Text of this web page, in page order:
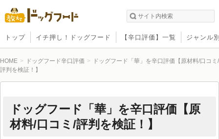
トップ イチ押し！ドッグフード 【辛口評価】一覧 ジャンル
HOME ドッグフード辛口評価
ドッグフード「華」を辛口評価【原材料/口コミ/
評判を検証！】
ドッグフード「華」を辛口評価【原
材料/口コミ/評判を検証！】